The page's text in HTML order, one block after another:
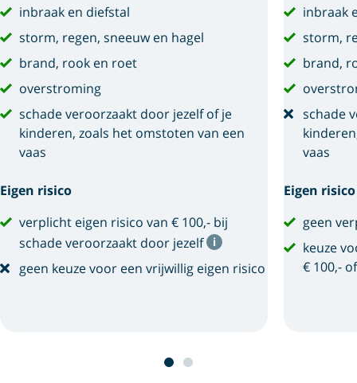
inbraak en diefstal
storm, regen, sneeuw en hagel
brand, rook en roet
overstroming
schade veroorzaakt door jezelf of je
kinderen, zoals het omstoten van een
vaas
Eigen risico
verplicht eigen risico van € 100,- bij
schade veroorzaakt door jezelf
geen keuze voor een vrijwillig eigen risico
inbraak
storm,
brand,
schade
vaas
Eigen risico
geen
keuze
€ 100,-